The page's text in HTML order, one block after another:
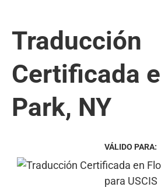
Traducción
Certificada
Park, NY
VÁLIDO PARA: